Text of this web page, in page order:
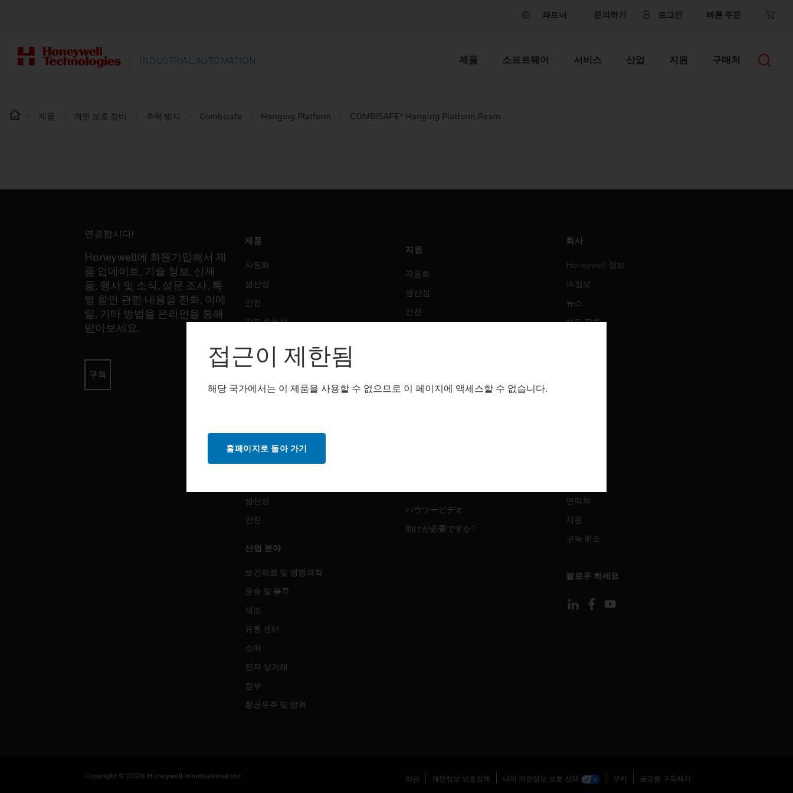
파트너 문의하기 로그인 빠른 주문
INDUSTRIAL AUTOMATION 제품 소프트웨어 서비스 산업 지원 구매처
제품 개인 보호 장비 추락 방지 Combisafe Hanging Platform COMBISAFE® Hanging Platform Beam
연결합시다!
Honeywell에 회원가입해서 제
품 업데이트, 기술 정보, 신제
품, 행사 및 소식, 설문 조사, 특
별 할인 관련 내용을 전화, 이메
일, 기타 방법을 온라인을 통해
받아보세요.
구독
제품
자동화
생산성
안전
감지 솔루션
소프트웨어
자동화
생산성
안전
산업 분야
보건의료 및 생명과학
운송 및 물류
제조
유통 센터
소매
전자 상거래
정부
항공우주 및 방위
지원
자동화
생산성
안전
자동화
ハウツービデオ
助けが必要ですか?
회사
Honeywell 정보
IA 정보
뉴스
보도 자료
연락처
지원
구독 취소
팔로우 하세요
Copyright © 2026 Honeywell International Inc 약관 개인정보 보호정책 나의 개인정보 보호 선택 쿠키 글로벌 구독해지
접근이 제한됨
해당 국가에서는 이 제품을 사용할 수 없으므로 이 페이지에 액세스할 수 없습니다.
홈페이지로 돌아 가기